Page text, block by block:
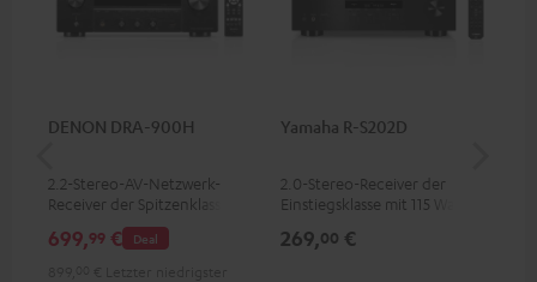
DENON DRA-900H
2.2-Stereo-AV-Netzwerk-
Receiver der Spitzenklasse mit
145 Watt pro Kanal an 6 Ohm,
USB-Playback sowie weitere
Deal
699,99 €
Yamaha R-S202D
2.0-Stereo-Receiver der
Einstiegsklasse mit 115 Watt
kHz, 0.7 % THD)
269,00 €